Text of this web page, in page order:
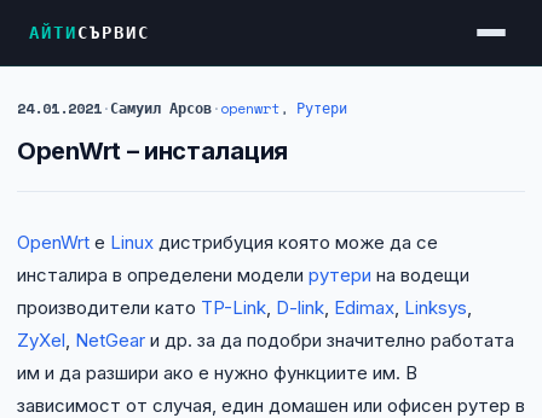
АЙТИСЪРВИС
Услуги
Видеонаблюдение
Фирмени мрежи
Firewall и VPN
24.01.2021·Самуил Арсов·openwrt, Рутери
OpenWrt – инсталация
OpenWrt е Linux дистрибуция която може да се
инсталира в определени модели рутери на водещи
производители като TP-Link, D-link, Edimax, Linksys,
ZyXel, NetGear и др. за да подобри значително работата
им и да разшири ако е нужно функциите им. В
зависимост от случая, един домашен или офисен рутер в